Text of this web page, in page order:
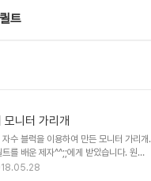
트
니터 가리개
수 블럭을 이용하여 만든 모니터 가리개.
를 배운 제자^^;;에게 받았습니다. 원단
크기였지만.. 바느질은 패치가 들어가야